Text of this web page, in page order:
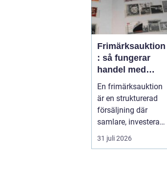
Frimärksauktion
: så fungerar
handel med
samlarobjekt i
praktiken
En frimärksauktion
är en strukturerad
försäljning där
samlare, investerare
31 juli 2026